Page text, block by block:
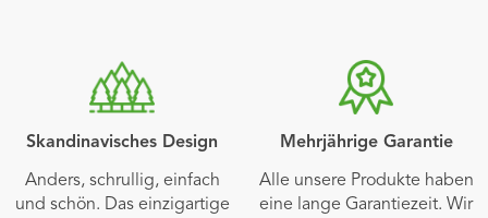
Skandinavisches Design
Anders, schrullig, einfach
und schön. Das einzigartige
Mehrjährige Garantie
Alle unsere Produkte haben
eine lange Garantiezeit. Wir